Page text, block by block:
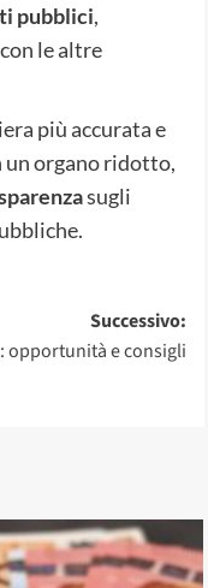
pubblici,
le altre
più accurata e
un organo ridotto,
sugli
Successivo:
opportunità e consigli